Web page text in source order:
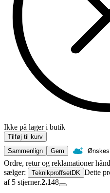
Ikke på lager i butik
Tilføj til kurv
Sammenlign
Gem
Ordre, retur og reklamationer
sælger:
TeknikproffsetDK Dette
af 5 stjerner.2.148